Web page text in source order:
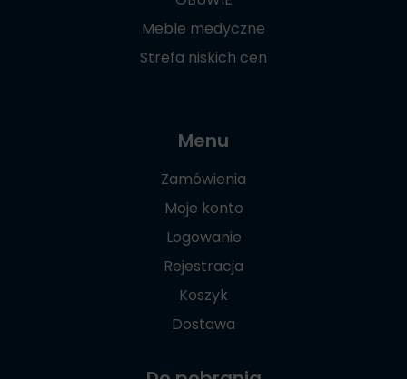
Meble medyczne
Strefa niskich cen
Menu
Zamówienia
Moje konto
Logowanie
Rejestracja
Koszyk
Dostawa